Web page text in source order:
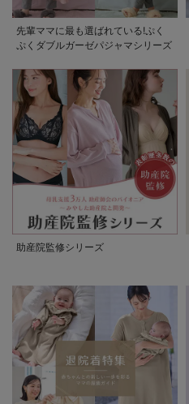
先輩ママに最も選ばれている!ぷく
ぷくダブルガーゼパジャマシリーズ
助産院監修シリーズ